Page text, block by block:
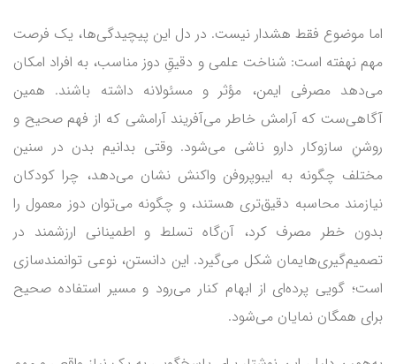
اما موضوع فقط هشدار نیست. در دل این پیچیدگی‌ها، یک فرصت
مهم نهفته است: شناخت علمی و دقیقِ دوز مناسب، به افراد امکان
می‌دهد مصرفی ایمن، مؤثر و مسئولانه داشته باشند. همین
آگاهی‌ست که آرامش خاطر می‌آفریند آرامشی که از فهم صحیح و
روشنِ سازوکار دارو ناشی می‌شود. وقتی بدانیم بدن در سنین
مختلف چگونه به ایبوپروفن واکنش نشان می‌دهد، چرا کودکان
نیازمند محاسبه دقیق‌تری هستند، و چگونه می‌توان دوز معمول را
بدون خطر مصرف کرد، آن‌گاه تسلط و اطمینانی ارزشمند در
تصمیم‌گیری‌هایمان شکل می‌گیرد. این دانستن، نوعی توانمندسازی
است؛ گویی پرده‌ای از ابهام کنار می‌رود و مسیر استفاده صحیح
برای همگان نمایان می‌شود.